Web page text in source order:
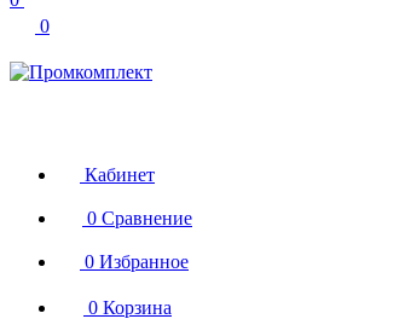
0
Кабинет
0 Сравнение
0 Избранное
0 Корзина